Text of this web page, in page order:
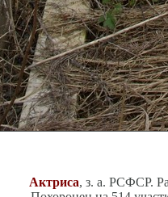
Актриса, з. а. РСФСР.